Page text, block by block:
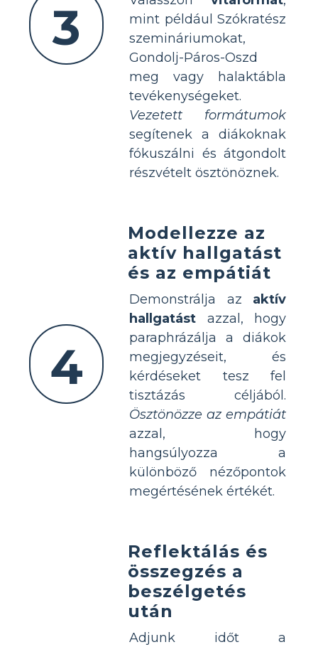
3
mint például Szókratész
szemináriumokat,
Gondolj-Páros-Oszd
meg vagy halaktábla
tevékenységeket.
Vezetett formátumok
segítenek a diákoknak
fókuszálni és átgondolt
részvételt ösztönöznek.
4
Modellezze az
aktív hallgatást
és az empátiát
Demonstrálja az aktív
hallgatást azzal, hogy
paraphrázálja a diákok
megjegyzéseit, és
kérdéseket tesz fel
tisztázás céljából.
Ösztönözze az empátiát
azzal, hogy
hangsúlyozza a
különböző nézőpontok
megértésének értékét.
Reflektálás és
összegzés a
beszélgetés
után
Adjunk időt a